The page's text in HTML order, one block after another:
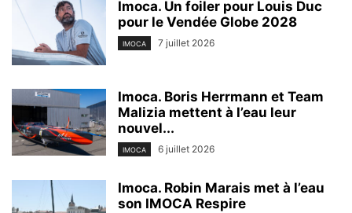
Imoca. Un foiler pour Louis Duc
pour le Vendée Globe 2028
IMOCA 7 juillet 2026
Imoca. Boris Herrmann et Team
Malizia mettent à l’eau leur
nouvel...
IMOCA 6 juillet 2026
Imoca. Robin Marais met à l’eau
son IMOCA Respire